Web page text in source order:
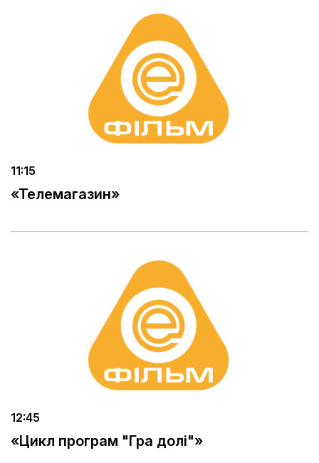
11:15
«Телемагазин»
12:45
«Цикл програм "Гра долі"»